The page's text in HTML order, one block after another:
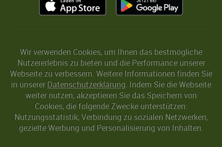
Wir verwenden Cookies, um Ihnen das bestmögliche
Nutzererlebnis zu bieten und die Performance unserer
Webseite zu verbessern. Weitere Informationen finden Sie
in unserer Datenschutzerklärung. Indem Sie die Webseite
weiter nutzen, akzeptieren Sie das Speichern von
Cookies, die folgende Zwecke unterstützen:
Nutzungsstatistik, Verbindung zu sozialen Netzwerken,
gezielte Werbung und Personalisierung von Inhalten.